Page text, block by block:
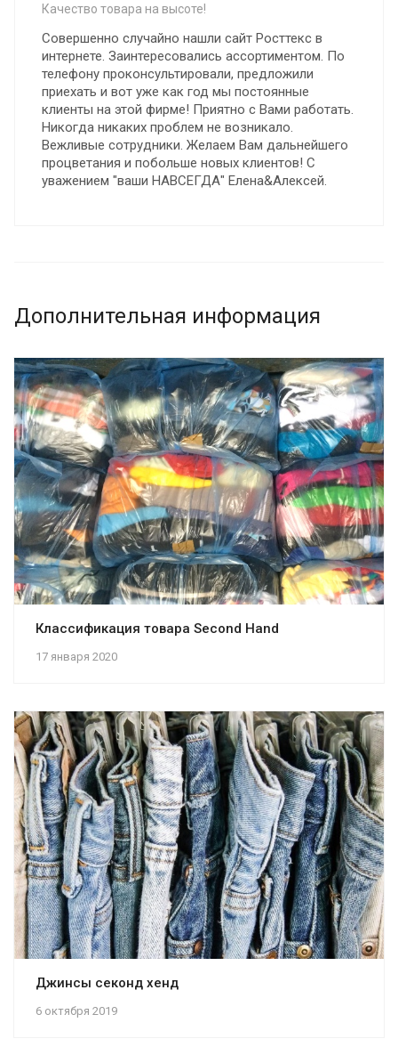
Качество товара на высоте!
Совершенно случайно нашли сайт Росттекс в
интернете. Заинтересовались ассортиментом. По
телефону проконсультировали, предложили
приехать и вот уже как год мы постоянные
клиенты на этой фирме! Приятно с Вами работать.
Никогда никаких проблем не возникало.
Вежливые сотрудники. Желаем Вам дальнейшего
процветания и побольше новых клиентов! С
уважением "ваши НАВСЕГДА" Елена&Алексей.
Дополнительная информация
17 января 2020
Классификация товара Second Hand
6 октября 2019
Джинсы секонд хенд